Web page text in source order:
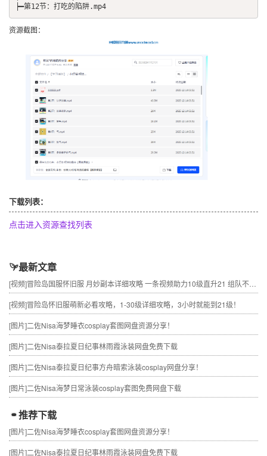
资源截图：
下载列表：
点击进入资源查找列表
最新文章
[视频]冒险岛国服怀旧服 月妙副本详细攻略 一条视频助力10级直升21 组队不求人
[视频]冒险岛怀旧服萌新必看攻略，1-30级详细攻略，3小时就能到21级！
[图片]二佐Nisa海梦睡衣cosplay套图网盘资源分享！
[图片]二佐Nisa泰拉夏日纪事林雨霞泳装网盘免费下载
[图片]二佐Nisa泰拉夏日纪事方舟暗索泳装cosplay网盘分享！
[图片]二佐Nisa海梦日常泳装cosplay套图免费网盘下载
推荐下载
[图片]二佐Nisa海梦睡衣cosplay套图网盘资源分享！
[图片]二佐Nisa泰拉夏日纪事林雨霞泳装网盘免费下载